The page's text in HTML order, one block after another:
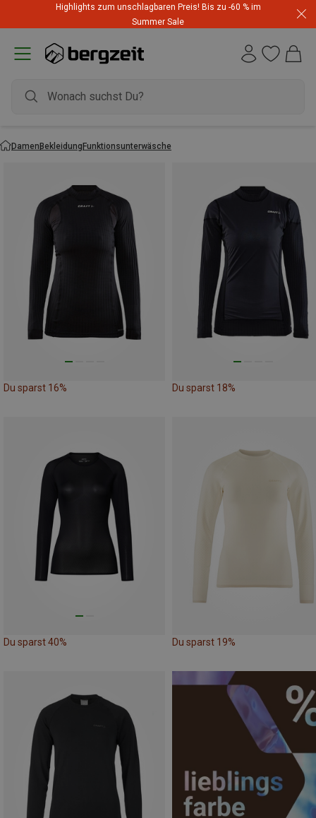
Highlights zum unschlagbaren Preis! Bis zu -60 % im
Summer Sale
DamenBekleidungFunktionsunterwäsche
Du sparst 16% Du sparst 18%
Du sparst 40% Du sparst 19%